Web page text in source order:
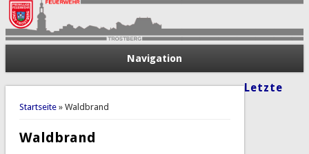
Navigation
Sie sind hier
Startseite» Waldbrand
Waldbrand
Letzte